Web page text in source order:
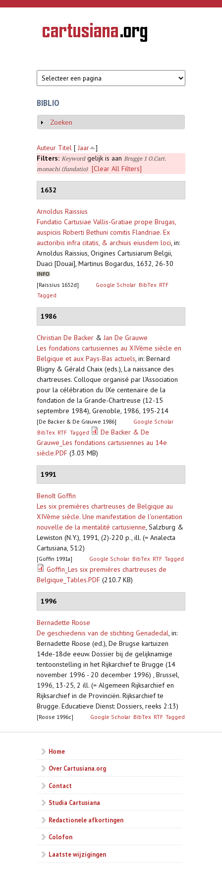
Overslaan en naar de inhoud gaan
CARTUSIANA
Geschiedenis
van de
BIBLIO
Weergeven
Zoeken
Auteur Titel [ Jaar
]
Filters: Keywordgelijk is aan Brugge 1 O.Cart.
monachi (fundatio)
[Clear All Filters]
1632
Arnoldus Raissius
Fundatio Cartusiae Vallis-Gratiae prope Brugas,
auspiciis Roberti Bethuni comitis Flandriae. Ex
auctoribis infra citatis, & archiuis eiusdem loci, in:
Arnoldus Raissius, Origines Cartusiarum Belgii,
Duaci [Douai], Martinus Bogardus, 1632, 26-30
[Raissius 1632d] Google Scholar BibTex RTF
Tagged
1986
Christian De Backer & Jan De Grauwe
Les fondations cartusiennes au XIVème siècle en
Belgique et aux Pays-Bas actuels, in: Bernard
Bligny & Gérald Chaix (eds.), La naissance des
chartreuses. Colloque organisé par l'Association
pour la célébration du IXe centenaire de la
fondation de la Grande-Chartreuse (12-15
septembre 1984), Grenoble, 1986, 195-214
[De Backer & De Grauwe 1986]
Google Scholar
BibTex RTF Tagged
De Backer & De
Grauwe_Les fondations cartusiennes au 14e
siècle.PDF (3.03 MB)
1991
Benoît Goffin
Les six premières chartreuses de Belgique au
XIVème siècle. Une manifestation de l'orientation
nouvelle de la mentalité cartusienne, Salzburg &
Lewiston (N.Y.), 1991, (2)-220 p., ill. (= Analecta
Cartusiana, 51:2)
[Goffin 1991a] Google Scholar BibTex RTF Tagged
Goffin_Les six premières chartreuses de
Belgique_Tables.PDF (210.7 KB)
1996
Bernadette Roose
De geschiedenis van de stichting Genadedal, in:
Bernadette Roose (ed.), De Brugse kartuizen
14de-18de eeuw. Dossier bij de gelijknamige
tentoonstelling in het Rijkarchief te Brugge (14
november 1996 - 20 december 1996) , Brussel,
1996, 13-25, 2 ill. (= Algemeen Rijksarchief en
Rijksarchief in de Provinciën. Rijksarchief te
Brugge. Educatieve Dienst: Dossiers, reeks 2:13)
[Roose 1996c] Google Scholar BibTex RTF Tagged
Home
Over Cartusiana.org
Contact
Studia Cartusiana
Redactionele afkortingen
Colofon
Laatste wijzigingen